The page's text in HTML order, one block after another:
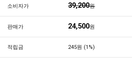
소비자가 39,200원
판매가 24,500원
적립금 245원 (1%)